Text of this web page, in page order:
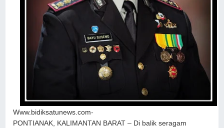
Www.bidiksatunews.com-
PONTIANAK, KALIMANTAN BARAT – Di balik seragam